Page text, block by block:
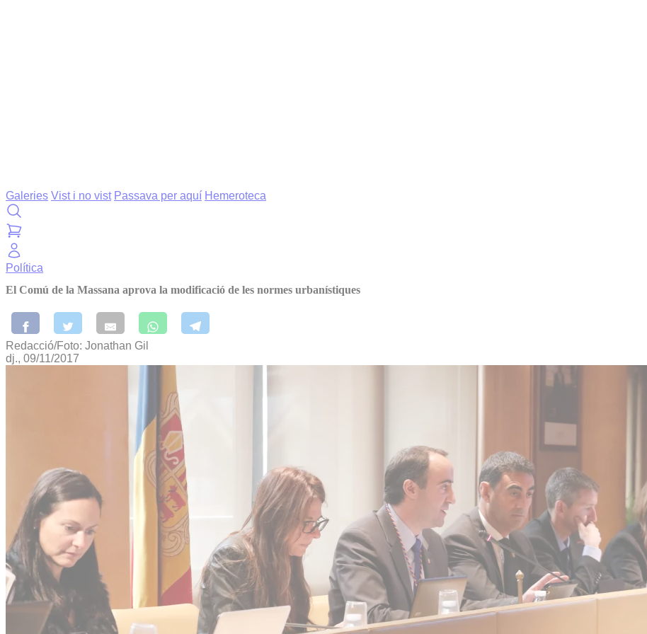
Galeries Vist i no vist Passava per aquí Hemeroteca
Política
El Comú de la Massana aprova la modificació de les normes urbanístiques
Redacció/Foto: Jonathan Gil
dj., 09/11/2017